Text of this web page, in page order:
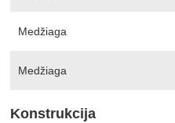
Medžiaga
Medžiaga
Konstrukcija